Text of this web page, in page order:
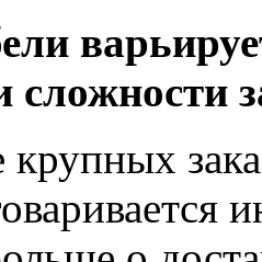
сложности